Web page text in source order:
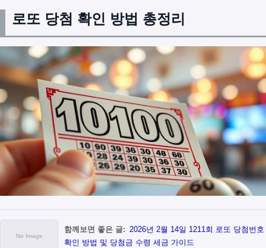
로또 당첨 확인 방법 총정리
함께보면 좋은 글: 2026년 2월 14일 1211회 로또 당첨번호
확인 방법 및 당첨금 수령 세금 가이드